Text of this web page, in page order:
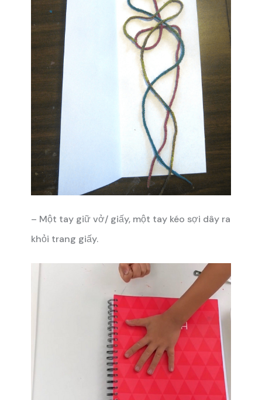
– Một tay giữ vở/ giấy, một tay kéo sợi dây ra
khỏi trang giấy.